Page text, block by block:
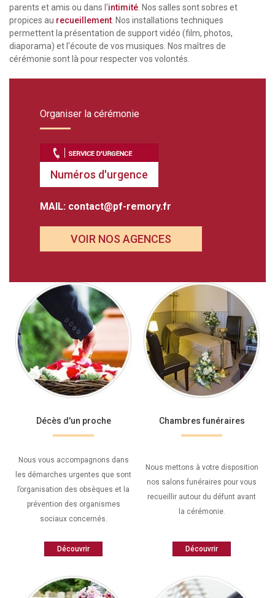
parents et amis ou dans l'intimité . Nos salles sont sobres et
propices au recueillement . Nos installations techniques
permettent la présentation de support vidéo (film, photos,
diaporama) et l'écoute de vos musiques. Nos maîtres de
cérémonie sont là pour respecter vos volontés.
Organiser la cérémonie
Numéros d'urgence
MAIL: contact@pf-remory.fr
VOIR NOS AGENCES
Décès d'un proche
Nous vous accompagnons dans
les démarches urgentes que sont
l’organisation des obsèques et la
prévention des organismes
sociaux concernés.
Découvrir
Chambres funéraires
Nous mettons à votre disposition
nos salons funéraires pour vous
recueillir autour du défunt avant
la cérémonie.
Découvrir